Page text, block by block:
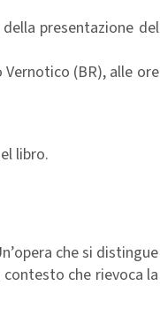
presentazione del
Vernotico (BR), alle ore
libro.
che si distingue
che rievoca la